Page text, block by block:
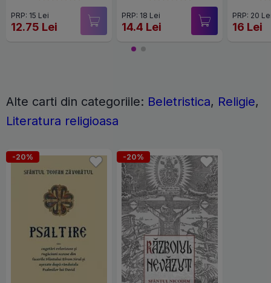
PRP: 15 Lei
12.75 Lei
PRP: 18 Lei
14.4 Lei
PRP: 20
16 Lei
Alte carti din categoriile: Beletristica, Religie,
Literatura religioasa
-20% -20%